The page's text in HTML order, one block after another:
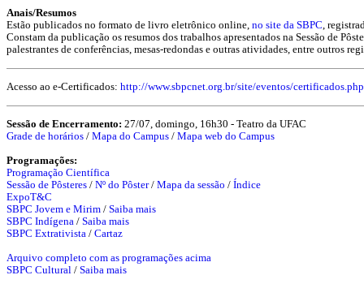
Anais/Resumos
Estão publicados no formato de livro eletrônico online, no site da SBPC,
Constam da publicação os resumos dos trabalhos apresentados na Sessão de
palestrantes de conferências, mesas-redondas e outras atividades, entre outros
Acesso ao e-Certificados: http://www.sbpcnet.org.br/site/eventos/certificados.php
Sessão de Encerramento: 27/07, domingo, 16h30 - Teatro da UFAC
Grade de horários / Mapa do Campus / Mapa web do Campus
Programações:
Programação Científica
Sessão de Pôsteres / Nº do Pôster/ Mapa da sessão / Índice
ExpoT&C
SBPC Jovem e Mirim / Saiba mais
SBPC Indígena / Saiba mais
SBPC Extrativista / Cartaz
Arquivo completo com as programações acima
SBPC Cultural / Saiba mais